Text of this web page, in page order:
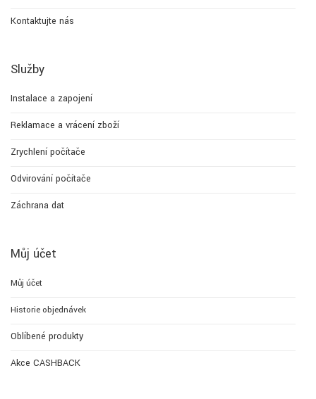
Kontaktujte nás
Služby
Instalace a zapojení
Reklamace a vrácení zboží
Zrychlení počítače
Odvirování počítače
Záchrana dat
Můj účet
Můj účet
Historie objednávek
Oblíbené produkty
Akce CASHBACK